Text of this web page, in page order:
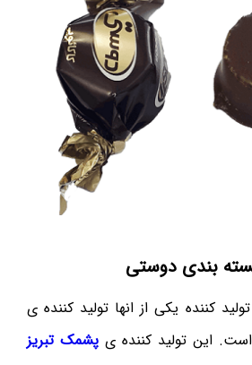
بندی دوستی
کننده یکی از انها تولید کننده ی
این تولید کننده ی پشمک تبریز